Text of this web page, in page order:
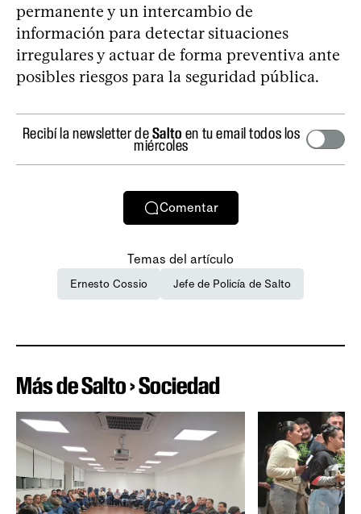
permanente y un intercambio de
información para detectar situaciones
irregulares y actuar de forma preventiva ante
posibles riesgos para la seguridad pública.
Recibí la newsletter deSalto en tu email todos los
miércoles
Comentar
Temas del artículo
Ernesto Cossio Jefe de Policía de Salto
Más de Salto › Sociedad